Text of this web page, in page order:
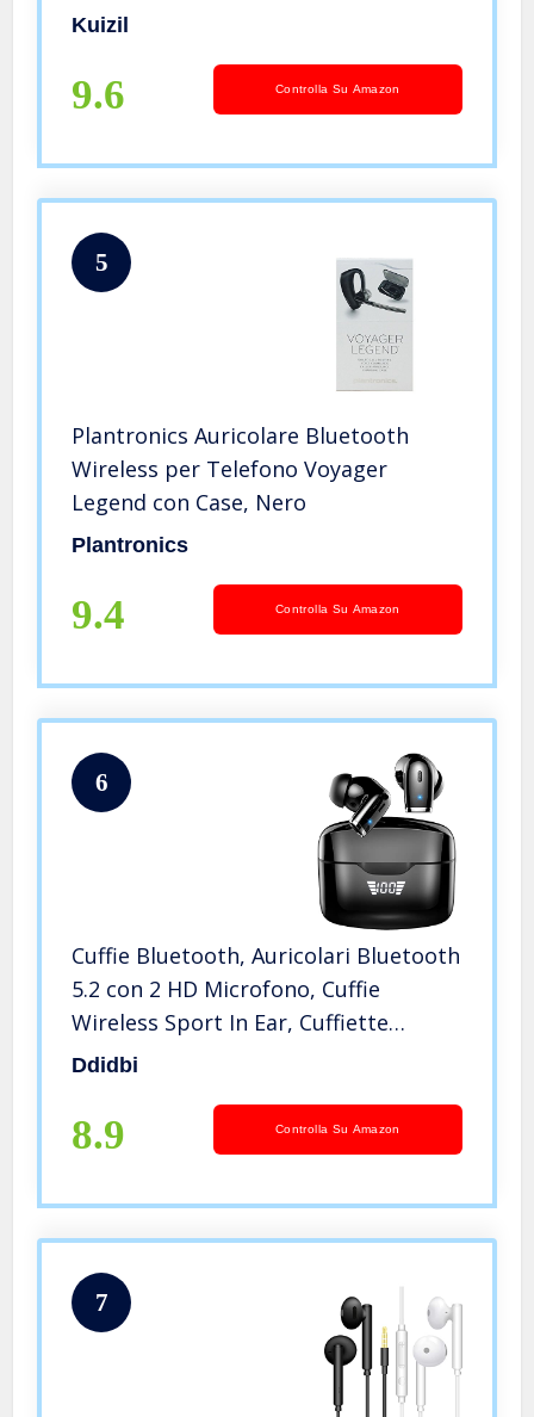
Senza Fili IP7 Impermeabili Controllo
con Display LED, USB-C
Kuizil
9.6 Controlla Su Amazon
5
Plantronics Auricolare Bluetooth
Wireless per Telefono Voyager
Legend con Case, Nero
Plantronics
9.4 Controlla Su Amazon
6
Cuffie Bluetooth, Auricolari Bluetooth
5.2 con 2 HD Microfono, Cuffie
Wireless Sport In Ear, Cuffiette
Bluetooth Senza Fili con Stereo HiFi,
Nero (2022 Nuova)
Ddidbi
8.9 Controlla Su Amazon
7